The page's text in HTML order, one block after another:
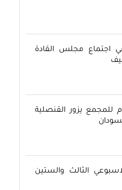
اجتماع مجلس القادة
للمجمع يزور القنصلية
الثالث والستين